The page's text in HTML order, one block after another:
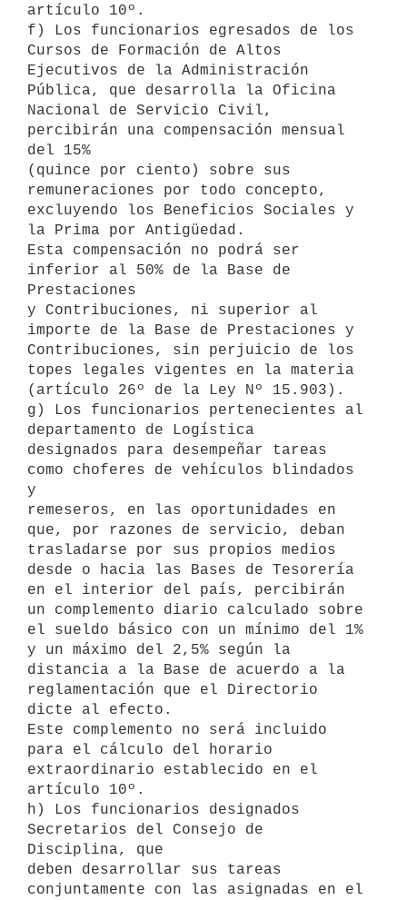
artículo 10º.
f) Los funcionarios egresados de los
Cursos de Formación de Altos
Ejecutivos de la Administración
Pública, que desarrolla la Oficina
Nacional de Servicio Civil,
percibirán una compensación mensual
del 15%
(quince por ciento) sobre sus
remuneraciones por todo concepto,
excluyendo los Beneficios Sociales y
la Prima por Antigüedad.
Esta compensación no podrá ser
inferior al 50% de la Base de
Prestaciones
y Contribuciones, ni superior al
importe de la Base de Prestaciones y
Contribuciones, sin perjuicio de los
topes legales vigentes en la materia
(artículo 26º de la Ley Nº 15.903).
g) Los funcionarios pertenecientes al
departamento de Logística
designados para desempeñar tareas
como choferes de vehículos blindados
y
remeseros, en las oportunidades en
que, por razones de servicio, deban
trasladarse por sus propios medios
desde o hacia las Bases de Tesorería
en el interior del país, percibirán
un complemento diario calculado sobre
el sueldo básico con un mínimo del 1%
y un máximo del 2,5% según la
distancia a la Base de acuerdo a la
reglamentación que el Directorio
dicte al efecto.
Este complemento no será incluido
para el cálculo del horario
extraordinario establecido en el
artículo 10º.
h) Los funcionarios designados
Secretarios del Consejo de
Disciplina, que
deben desarrollar sus tareas
conjuntamente con las asignadas en el